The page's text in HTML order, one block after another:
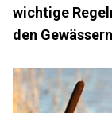
wichtige
den